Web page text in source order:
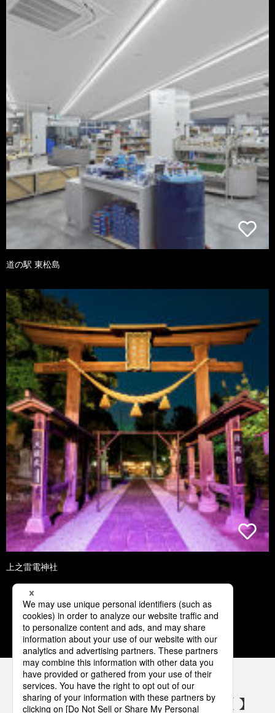
道の駅 東松島
上之雷電神社
1 2 3 4 5
パナソニックの電気設備 SNSアカウント